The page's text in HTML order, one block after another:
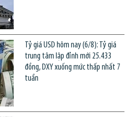
Tỷ giá USD hôm nay (6/8): Tỷ giá
trung tâm lập đỉnh mới 25.433
đồng, DXY xuống mức thấp nhất 7
tuần